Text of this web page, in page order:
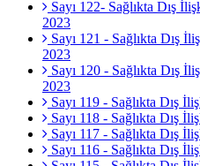
Sayı 122- Sağlıkta Dış
2023
Sayı 121 - Sağlıkta Dış
2023
Sayı 120 - Sağlıkta Dış
2023
Sayı 119 - Sağlıkta Dış
Sayı 118 - Sağlıkta Dış
Sayı 117 - Sağlıkta Dış
Sayı 116 - Sağlıkta Dış